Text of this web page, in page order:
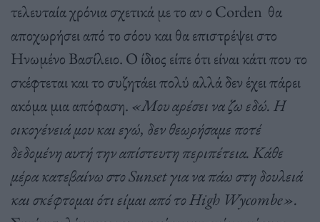
τελευταία χρόνια σχετικά με το αν ο Corden θα
αποχωρήσει από το σόου και θα επιστρέψει στο
Ηνωμένο Βασίλειο. Ο ίδιος είπε ότι είναι κάτι που το
σκέφτεται και το συζητάει πολύ αλλά δεν έχει πάρει
ακόμα μια απόφαση. «Mου αρέσει να ζω εδώ. Η
οικογένειά μου και εγώ, δεν θεωρήσαμε ποτέ
δεδομένη αυτή την απίστευτη περιπέτεια. Κάθε
μέρα κατεβαίνω στο Sunset για να πάω στη δουλειά
και σκέφτομαι ότι είμαι από το High Wycombe».